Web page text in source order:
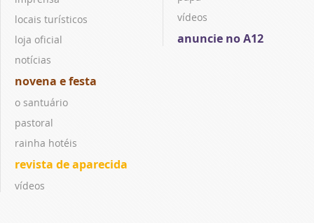
locais turísticos
loja oficial
notícias
novena e festa
o santuário
pastoral
rainha hotéis
revista de aparecida
vídeos
vídeos
anuncie no A12